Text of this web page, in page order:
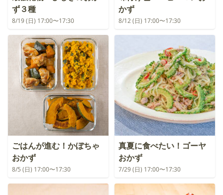
ず３種
8/19 (日) 17:00〜17:30
かず
8/12 (日) 17:00〜17:30
ごはんが進む！かぼちゃ
おかず
8/5 (日) 17:00〜17:30
真夏に食べたい！ゴーヤ
おかず
7/29 (日) 17:00〜17:30